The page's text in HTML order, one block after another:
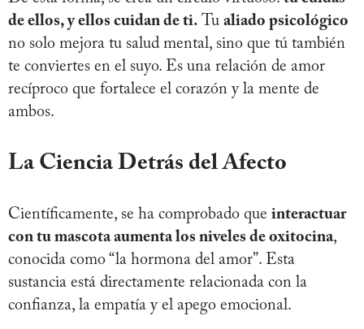
de ellos, y ellos cuidan de ti. Tu aliado psicológico
no solo mejora tu salud mental, sino que tú también
te conviertes en el suyo. Es una relación de amor
recíproco que fortalece el corazón y la mente de
ambos.
La Ciencia Detrás del Afecto
Científicamente, se ha comprobado que interactuar
con tu mascota aumenta los niveles de oxitocina,
conocida como “la hormona del amor”. Esta
sustancia está directamente relacionada con la
confianza, la empatía y el apego emocional.